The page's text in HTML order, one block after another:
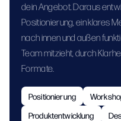
dein Angebot. Daraus
Positionierung, ein klares
nach innen und außen
Team mitzieht, durch
Formate.
Positionierung
Produktentwicklung